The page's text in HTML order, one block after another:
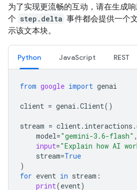
为了实现更流畅的互动，请在生成
个 step.delta 事件都会提供一个
示该文本块。
Python JavaScript REST
from google import genai
client = genai .Client()
stream = client. interactions .
model="gemini-3.6-flash" ,
input="Explain how AI
stream=True
)
for event in stream :
print(event)